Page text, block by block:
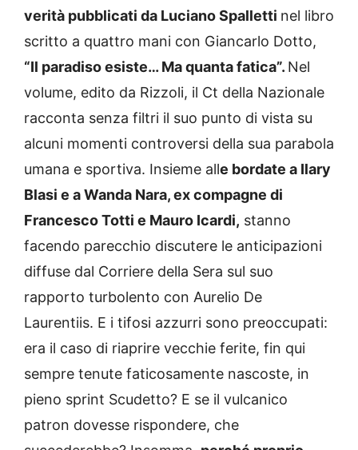
verità pubblicati da Luciano Spalletti nel libro
scritto a quattro mani con Giancarlo Dotto,
“Il paradiso esiste… Ma quanta fatica”. Nel
volume, edito da Rizzoli, il Ct della Nazionale
racconta senza filtri il suo punto di vista su
alcuni momenti controversi della sua parabola
umana e sportiva. Insieme alle bordate a Ilary
Blasi e a Wanda Nara, ex compagne di
Francesco Totti e Mauro Icardi, stanno
facendo parecchio discutere le anticipazioni
diffuse dal Corriere della Sera sul suo
rapporto turbolento con Aurelio De
Laurentiis. E i tifosi azzurri sono preoccupati:
era il caso di riaprire vecchie ferite, fin qui
sempre tenute faticosamente nascoste, in
pieno sprint Scudetto? E se il vulcanico
patron dovesse rispondere, che